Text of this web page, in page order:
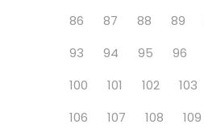
86
87 88 89
93
94 95 96
100
101 102 103
106
107 108 109